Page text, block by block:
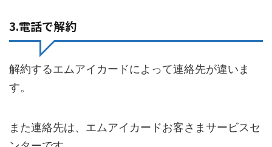
3.電話で解約
解約するエムアイカードによって連絡先が違いま
す。
また連絡先は、エムアイカードお客さまサービスセ